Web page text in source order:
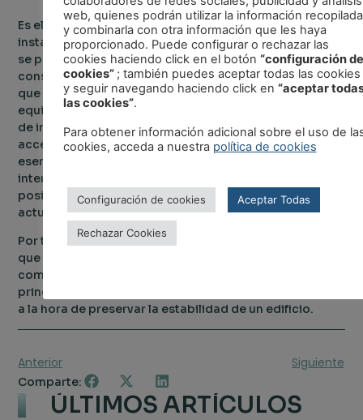
Es el conjunto de sistemas, medios o equipos
instalados para alertar sobre un incendio e impedir que
se propague a lo largo del edificio, con las
consiguientes pérdidas y daños que esto supone, es lo
que englobaría laprotección activao PFA . Sus
equipos de protección formados por extintores, bocas
de incendios, sistemas de detección y alarma,
accesorios de defensa o rociadores juegan un papel
esencial a nivel
intervención humana o automática, mediante la PFA es
posible advertir a los usuarios de un posible incendio y
actuar sobre él de una forma eficaz.
Por todo lo expuesto anteriormente, se puede concluir
que tanto la
como la activa se presentan como dos de los
principales medios que se han de tener muy presentes
a la hora de preservar la estabilidad de un edificio.
Anterior Siguiente
Comparte:
ÚLTIMOS ARTÍCULOS
web, quienes podrán utilizar la información recopilada
y combinarla con otra información que les haya
proporcionado. Puede configurar o rechazar las
cookies haciendo click en el botón “configuración de
cookies” ; también puedes aceptar todas las cookies
y seguir navegando haciendo click en “aceptar
las cookies”.
Para obtener información adicional sobre el uso de
cookies, acceda a nuestra política de cookies
Configuración de cookies Aceptar Todas
Rechazar Cookies